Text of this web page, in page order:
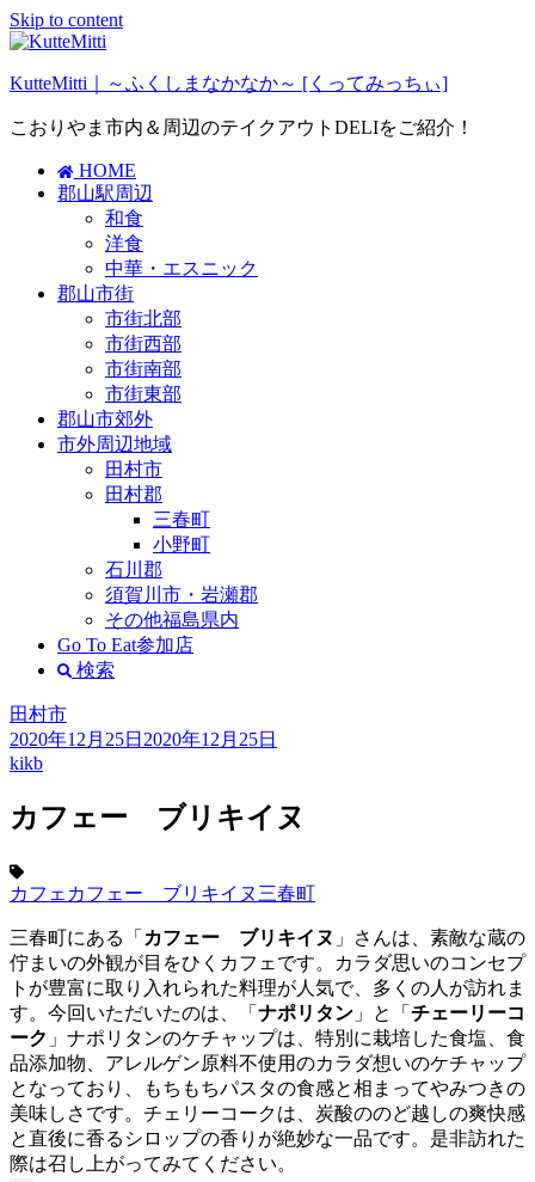
Skip to content
KutteMitti｜～ふくしまなかなか～ [くってみっちぃ]
こおりやま市内＆周辺のテイクアウトDELIをご紹介！
HOME
郡山駅周辺
和食
洋食
中華・エスニック
郡山市街
市街北部
市街西部
市街南部
市街東部
郡山市郊外
市外周辺地域
田村市
田村郡
三春町
小野町
石川郡
須賀川市・岩瀬郡
その他福島県内
Go To Eat参加店
検索
田村市
2020年12月25日 2020年12月25日
kikb
カフェー ブリキイヌ
カフェ カフェー ブリキイヌ 三春町
三春町にある「 カフェー ブリキイヌ 」さんは、素敵な蔵の
佇まいの外観が目をひくカフェです。カラダ思いのコンセプ
トが豊富に取り入れられた料理が人気で、多くの人が訪れま
す。今回いただいたのは、「 ナポリタン 」と「 チェーリーコ
ーク 」ナポリタンのケチャップは、特別に栽培した食塩、食
品添加物、アレルゲン原料不使用のカラダ想いのケチャップ
となっており、もちもちパスタの食感と相まってやみつきの
美味しさです。チェリーコークは、炭酸ののど越しの爽快感
と直後に香るシロップの香りが絶妙な一品です。是非訪れた
際は召し上がってみてください。